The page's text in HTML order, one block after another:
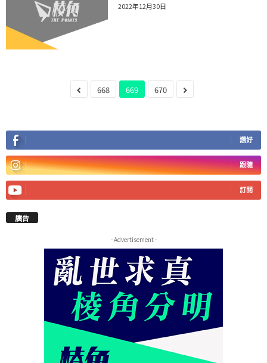
2022年12月30日
668 669 670
讚好
跟隨
訂閱
廣告
- Advertisement -